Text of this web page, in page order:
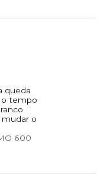
queda
o tempo
o
600